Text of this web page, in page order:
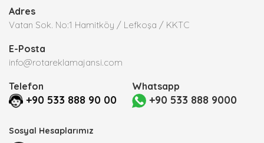
Adres
Vatan Sok. No:1 Hamitköy / Lefkoşa / KKTC
E-Posta
info@rotareklamajansi.com
Telefon
+90 533 888 90 00
Whatsapp
+90 533 888 9000
Sosyal Hesaplarımız